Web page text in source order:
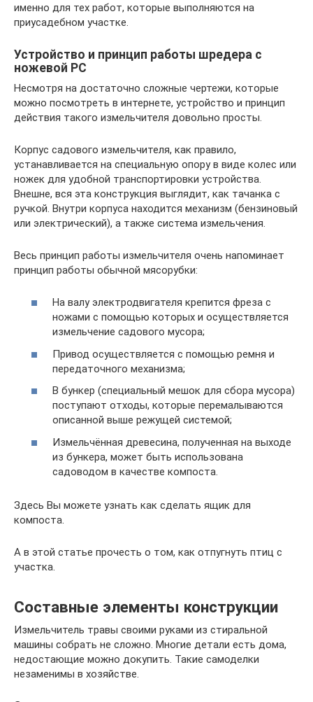
именно для тех работ, которые выполняются на
приусадебном участке.
Устройство и принцип работы шредера с
ножевой РС
Несмотря на достаточно сложные чертежи, которые
можно посмотреть в интернете, устройство и принцип
действия такого измельчителя довольно просты.
Корпус садового измельчителя, как правило,
устанавливается на специальную опору в виде колес или
ножек для удобной транспортировки устройства.
Внешне, вся эта конструкция выглядит, как тачанка с
ручкой. Внутри корпуса находится механизм (бензиновый
или электрический), а также система измельчения.
Весь принцип работы измельчителя очень напоминает
принцип работы обычной мясорубки:
На валу электродвигателя крепится фреза с
ножами с помощью которых и осуществляется
измельчение садового мусора;
Привод осуществляется с помощью ремня и
передаточного механизма;
В бункер (специальный мешок для сбора мусора)
поступают отходы, которые перемалываются
описанной выше режущей системой;
Измельчённая древесина, полученная на выходе
из бункера, может быть использована
садоводом в качестве компоста.
Здесь Вы можете узнать как сделать ящик для
компоста.
А в этой статье прочесть о том, как отпугнуть птиц с
участка.
Составные элементы конструкции
Измельчитель травы своими руками из стиральной
машины собрать не сложно. Многие детали есть дома,
недостающие можно докупить. Такие самоделки
незаменимы в хозяйстве.